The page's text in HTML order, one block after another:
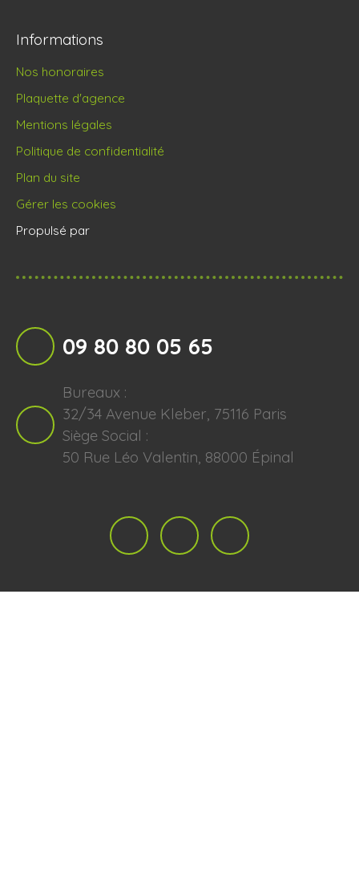
Informations
Nos honoraires
Plaquette d'agence
Mentions légales
Politique de confidentialité
Plan du site
Gérer les cookies
Propulsé par
09 80 80 05 65
Bureaux :
32/34 Avenue Kleber, 75116 Paris
Siège Social :
50 Rue Léo Valentin, 88000 Épinal